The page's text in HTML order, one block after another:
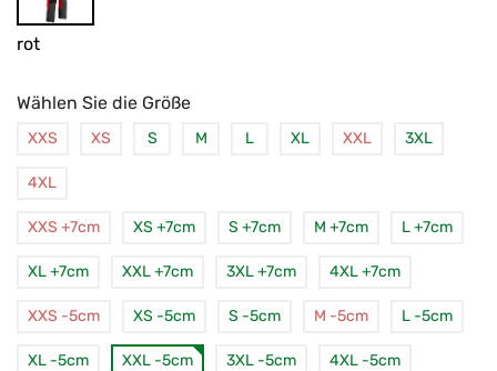
rot
Wählen Sie die Größe
XXS XS S M L XL XXL 3XL
4XL
XXS +7cm XS +7cm S +7cm M +7cm L +7cm
XL +7cm XXL +7cm 3XL +7cm 4XL +7cm
XXS -5cm XS -5cm S -5cm M -5cm L -5cm
XL -5cm XXL -5cm 3XL -5cm 4XL -5cm